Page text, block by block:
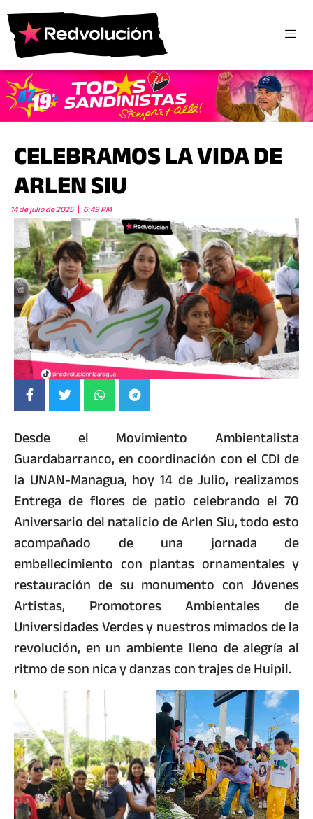
CELEBRAMOS LA VIDA DE
ARLEN SIU
14 de julio de 2025 6:49 PM
Desde el Movimiento Ambientalista
Guardabarranco, en coordinación con el CDI de
la UNAN-Managua, hoy 14 de Julio, realizamos
Entrega de flores de patio celebrando el 70
Aniversario del natalicio de Arlen Siu, todo esto
acompañado de una jornada de
embellecimiento con plantas ornamentales y
restauración de su monumento con Jóvenes
Artistas, Promotores Ambientales de
Universidades Verdes y nuestros mimados de la
revolución, en un ambiente lleno de alegría al
ritmo de son nica y danzas con trajes de Huipil.